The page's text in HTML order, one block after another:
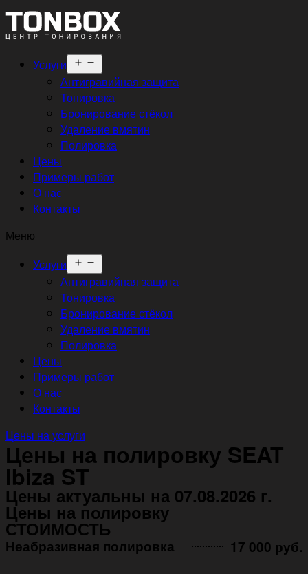
Услуги
меню
Антигравийная защита
Тонировка
Бронирование стёкол
Удаление вмятин
Полировка
Цены
Примеры работ
О нас
Контакты
Меню
Услуги
меню
Антигравийная защита
Тонировка
Бронирование стёкол
Удаление вмятин
Полировка
Цены
Примеры работ
О нас
Контакты
Цены на услуги
Цены на полировку SEAT
Ibiza ST
Цены актуальны на 07.08.2026 г.
Цены на полировку
СТОИМОСТЬ
Неабразивная полировка ㅤㅤㅤㅤ ㅤㅤㅤㅤ ㅤㅤㅤ 17 000 руб.